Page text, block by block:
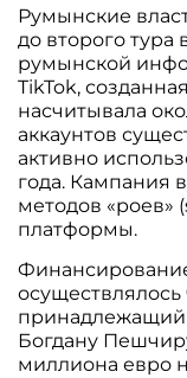
Румынские
до второго
румынской
TikTok,
насчитывала
аккаунтов
активно
года. Кампания
методов «роев»
платформы.
осуществлялось
Богдану
миллиона евро